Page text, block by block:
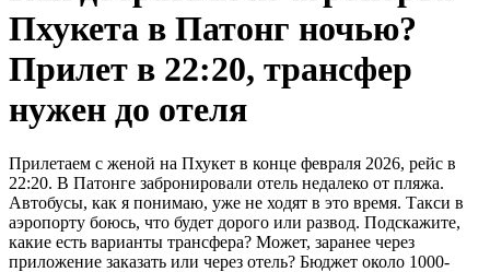
Пхукета в Патонг ночью?
Прилет в 22:20, трансфер
нужен до отеля
Прилетаем с женой на Пхукет в конце февраля 2026, рейс в
22:20. В Патонге забронировали отель недалеко от пляжа.
Автобусы, как я понимаю, уже не ходят в это время. Такси в
аэропорту боюсь, что будет дорого или развод. Подскажите,
какие есть варианты трансфера? Может, заранее через
приложение заказать или через отель? Бюджет около 1000-